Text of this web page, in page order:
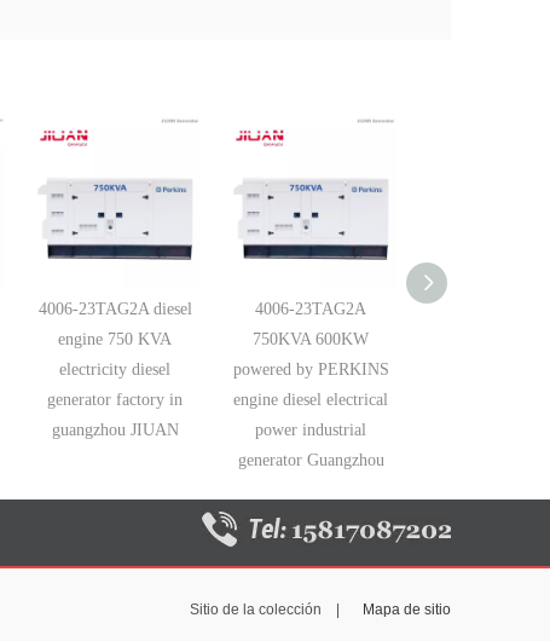
4006-23TAG2A diesel
engine 750 KVA
electricity diesel
generator factory in
guangzhou JIUAN
4006-23TAG2A
750KVA 600KW
powered by PERKINS
engine diesel electrical
power industrial
generator Guangzhou
Sitio de la colección | Mapa de sitio